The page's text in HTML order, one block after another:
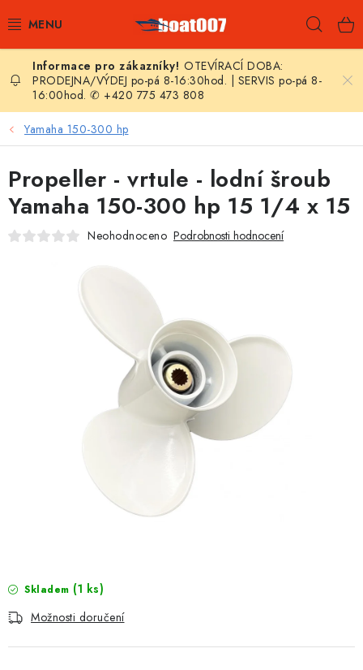
na
E-SHOP
AKČNÍ SLEVY
ZPRAVODAJ
KONTAKTY
LODNÍ MOTORY
NAFUKOVACÍ ČLUNY
LODNÍ ELEKTROMOTORY
PRAMICE A MOTOROVÉ VESLICE
HLINÍKOVÉ ČLUNY
ŠLAPADLA
OTEVÍRACÍ DOBA:
PRODEJNA/VÝDEJ po-pá 8-16:30hod. | SERVIS po-pá 8-
16:00hod. ✆ +420 775 473 808
Yamaha 150-300 hp
Skladem (1 ks)
Možnosti doručení
Propeller - vrtule - lodní šroub
Yamaha 150-300 hp 15 1/4 x 15
Neohodnoceno Podrobnosti hodnocení